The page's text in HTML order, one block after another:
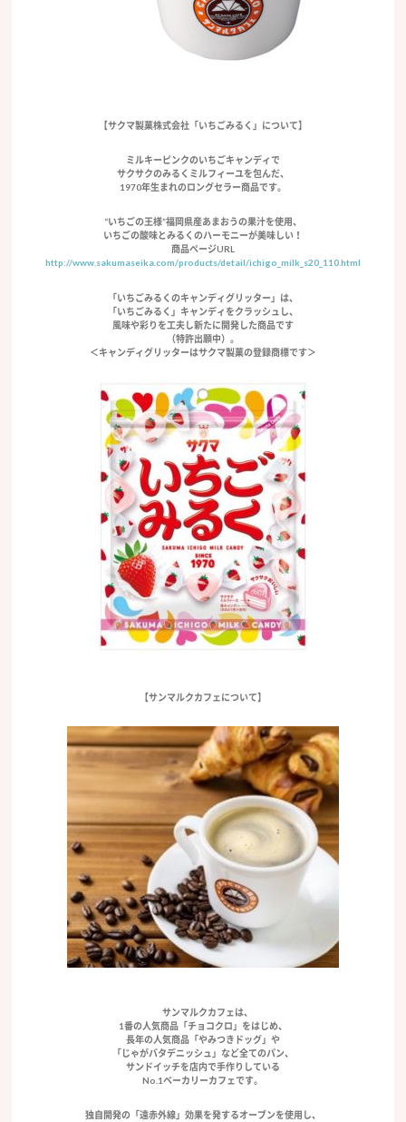
【サクマ製菓株式会社「いちごみるく」について】
ミルキーピンクのいちごキャンディで
サクサクのみるくミルフィーユを包んだ、
1970年生まれのロングセラー商品です。
“いちごの王様”福岡県産あまおうの果汁を使用、
いちごの酸味とみるくのハーモニーが美味しい！
商品ページURL
http://www.sakumaseika.com/products/detail/ichigo_milk_s20_110.html
「いちごみるくのキャンディグリッター」は、
「いちごみるく」キャンディをクラッシュし、
風味や彩りを工夫し新たに開発した商品です
（特許出願中）。
＜キャンディグリッターはサクマ製菓の登録商標です＞
【サンマルクカフェについて】
サンマルクカフェは、
1番の人気商品「チョコクロ」をはじめ、
長年の人気商品「やみつきドッグ」や
「じゃがバタデニッシュ」など全てのパン、
サンドイッチを店内で手作りしている
No.1ベーカリーカフェです。
独自開発の「遠赤外線」効果を発するオーブンを使用し、